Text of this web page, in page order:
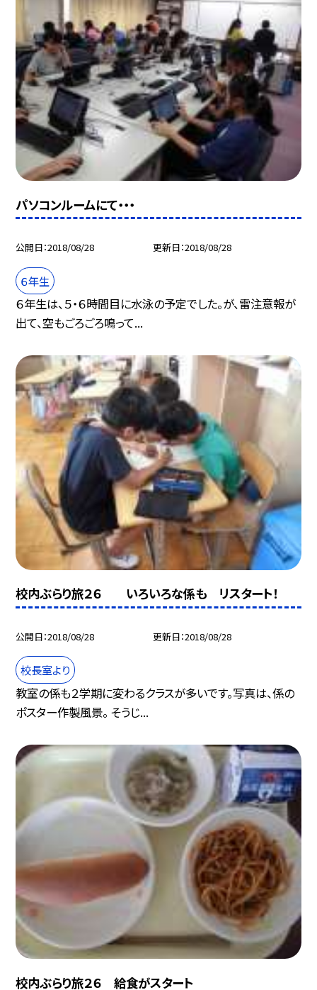
パソコンルームにて・・・
公開日 2018/08/28 更新日 2018/08/28
６年生
６年生は、５・６時間目に水泳の予定でした。が、雷注意報が
出て、空もごろごろ鳴って...
校内ぶらり旅２６ いろいろな係も リスタート！
公開日 2018/08/28 更新日 2018/08/28
校長室より
教室の係も２学期に変わるクラスが多いです。写真は、係の
ポスター作製風景。 そうじ...
校内ぶらり旅２６ 給食がスタート